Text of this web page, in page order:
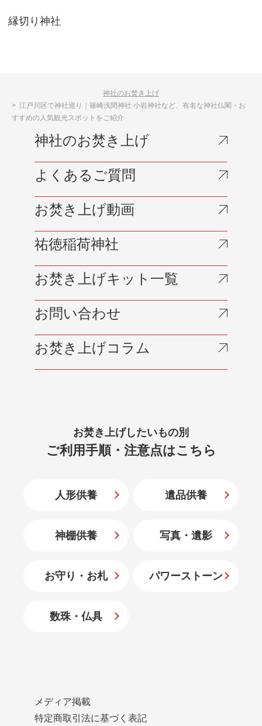
縁切り神社
神社のお焚き上げ
江戸川区で神社巡り｜篠崎浅間神社 小岩神社など、有名な神社仏閣・お
すすめの人気観光スポットをご紹介
神社のお焚き上げ
よくあるご質問
お焚き上げ動画
祐徳稲荷神社
お焚き上げキット一覧
お問い合わせ
お焚き上げコラム
お焚き上げしたいもの別
ご利用手順・注意点はこちら
人形供養 遺品供養
神棚供養 写真・遺影
お守り・お札 パワーストーン
数珠・仏具
メディア掲載
特定商取引法に基づく表記